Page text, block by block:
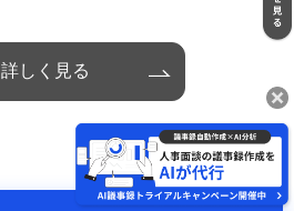
詳しく見る